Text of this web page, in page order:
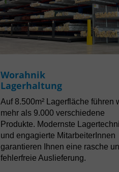
Worahnik
Lagerhaltung
Auf 8.500m² Lagerfläche führen
mehr als 9.000 verschiedene
Produkte. Modernste
und engagierte MitarbeiterInnen
garantieren Ihnen eine rasche
fehlerfreie Auslieferung.